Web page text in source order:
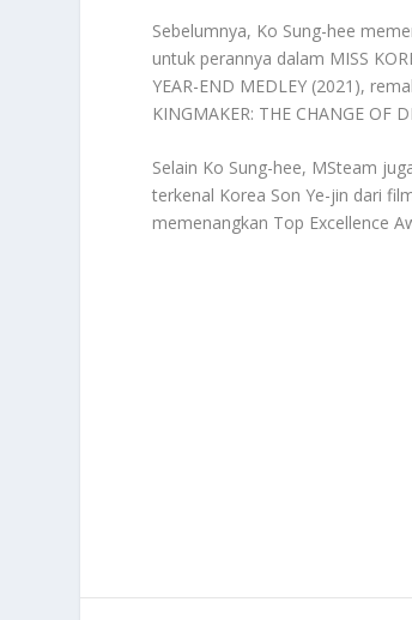
Sebelumnya, Ko Sung-hee
untuk perannya dalam MISS
YEAR-END MEDLEY (2021),
KINGMAKER: THE CHANGE OF
Selain Ko Sung-hee, MSteam
terkenal Korea Son Ye-jin dari
memenangkan Top Excellence